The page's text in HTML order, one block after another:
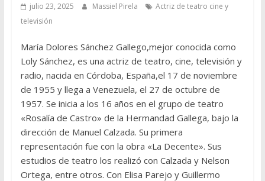
julio 23, 2025 Massiel Pirela
Actriz de teatro cine y
televisión
María Dolores Sánchez Gallego,mejor conocida como
Loly Sánchez, es una actriz de teatro, cine, televisión y
radio, nacida en Córdoba, España,el 17 de noviembre
de 1955 y llega a Venezuela, el 27 de octubre de
1957. Se inicia a los 16 años en el grupo de teatro
«Rosalía de Castro» de la Hermandad Gallega, bajo la
dirección de Manuel Calzada. Su primera
representación fue con la obra «La Decente». Sus
estudios de teatro los realizó con Calzada y Nelson
Ortega, entre otros. Con Elisa Parejo y Guillermo